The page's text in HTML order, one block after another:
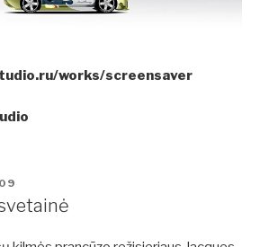
works/screensaver